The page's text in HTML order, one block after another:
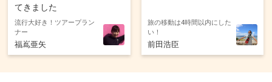
てきました
流行大好き！ツアープラン
ナー
福嶌亜矢
旅の移動は4時間以内にした
い！
前田浩臣